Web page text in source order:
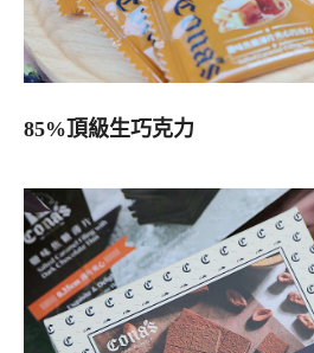
85%頂級生巧克力